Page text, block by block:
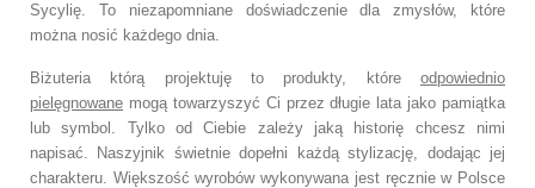
Sycylię. To niezapomniane doświadczenie dla zmysłów, które
można nosić każdego dnia.
Biżuteria którą projektuję to produkty, które odpowiednio
pielęgnowane mogą towarzyszyć Ci przez długie lata jako pamiątka
lub symbol. Tylko od Ciebie zależy jaką historię chcesz nimi
napisać. Naszyjnik świetnie dopełni każdą stylizację, dodając jej
charakteru. Większość wyrobów wykonywana jest ręcznie w Polsce